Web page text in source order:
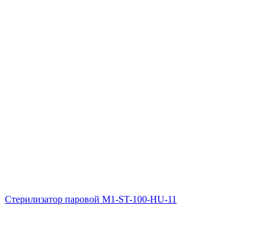
Стерилизатор паровой M1-ST-100-HU-11